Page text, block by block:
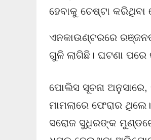
ହେବାକୁ ଚେଷ୍ଟା
ଏନକାଉଣ୍ଟରରେ
ଗୁଳି ଲାଗିଛି। ଘଟଣା
ପୋଲିସ ସୂଚନା
ମାମଲାରେ ଫେରାର
ସରୋଜ ସୁଧିରଙ୍କ